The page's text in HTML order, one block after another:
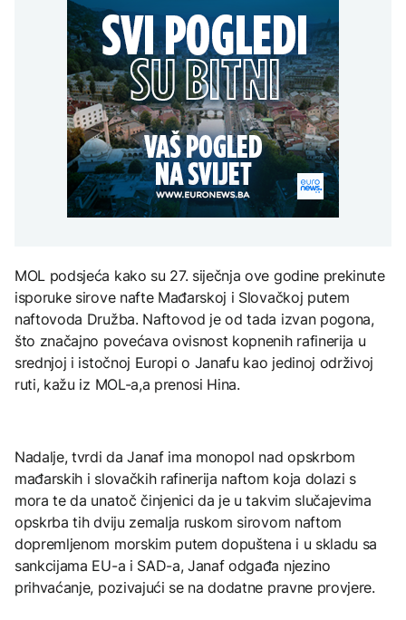
CRNA HRONIKA
U saobraćajnoj nesreći
kod Hadžića smrtno
stradao motociklista
Vučić svečano dočekao
Zelenskog: Počeo
sastanak u Palati Srbija
sedmicu zaredom
AKTUELNO
Bugarska: Dron koji je
pao pripada ukrajinskoj
vojsci
Sarajevo Film Festival
ZANIMLJIVOSTI
Pripremite se za nebeski
spektakl: Kiša meteora
Perseidi stiže sredinom
augusta
Mete, zbog ugrožavanja
djece moraju platiti 942
miliona dolara
MOL podsjeća kako su 27. siječnja ove godine prekinute
isporuke sirove nafte Mađarskoj i Slovačkoj putem
naftovoda Družba. Naftovod je od tada izvan pogona,
što značajno povećava ovisnost kopnenih rafinerija u
srednjoj i istočnoj Europi o Janafu kao jedinoj održivoj
ruti, kažu iz MOL-a,a prenosi Hina.
Nadalje, tvrdi da Janaf ima monopol nad opskrbom
mađarskih i slovačkih rafinerija naftom koja dolazi s
mora te da unatoč činjenici da je u takvim slučajevima
opskrba tih dviju zemalja ruskom sirovom naftom
dopremljenom morskim putem dopuštena i u skladu sa
sankcijama EU-a i SAD-a, Janaf odgađa njezino
prihvaćanje, pozivajući se na dodatne pravne provjere.